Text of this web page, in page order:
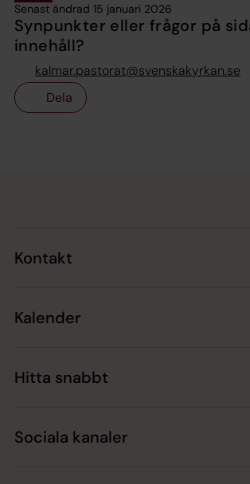
Senast ändrad 15 januari 2026
Synpunkter eller frågor på
innehåll?
kalmar.pastorat@svenskakyrkan.se
Dela
Kontakt
Kalender
Hitta snabbt
Sociala kanaler